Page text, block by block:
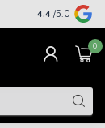
Livraison
supérieures
4.4 /5.0
0